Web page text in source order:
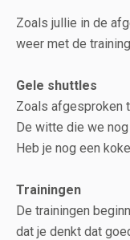
Zoals jullie in de
weer met de
Gele shuttles
Zoals afgesproken
De witte die we
Heb je nog een
Trainingen
De trainingen
dat je denkt dat